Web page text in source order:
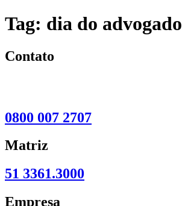
Tag: dia do advogado
Contato
0800 007 2707
Matriz
51 3361.3000
Empresa